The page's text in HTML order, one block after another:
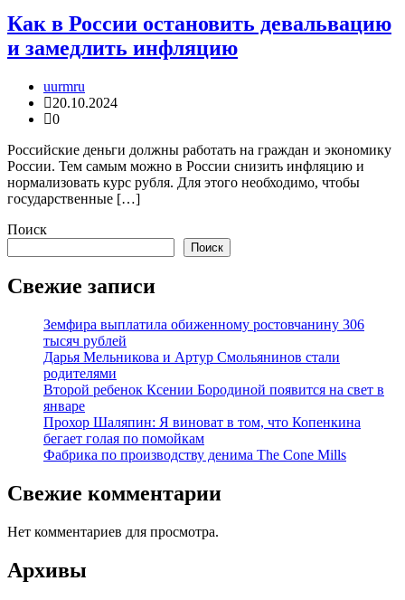
Как в России остановить девальвацию
и замедлить инфляцию
uurmru
20.10.2024
0
Российские деньги должны работать на граждан и экономику
России. Тем самым можно в России снизить инфляцию и
нормализовать курс рубля. Для этого необходимо, чтобы
государственные […]
Поиск
Поиск
Свежие записи
Земфира выплатила обиженному ростовчанину 306
тысяч рублей
Дарья Мельникова и Артур Смольянинов стали
родителями
Второй ребенок Ксении Бородиной появится на свет в
январе
Прохор Шаляпин: Я виноват в том, что Копенкина
бегает голая по помойкам
Фабрика по производству денима The Cone Mills
Свежие комментарии
Нет комментариев для просмотра.
Архивы